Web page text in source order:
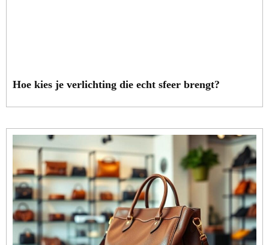
Hoe kies je verlichting die echt sfeer brengt?